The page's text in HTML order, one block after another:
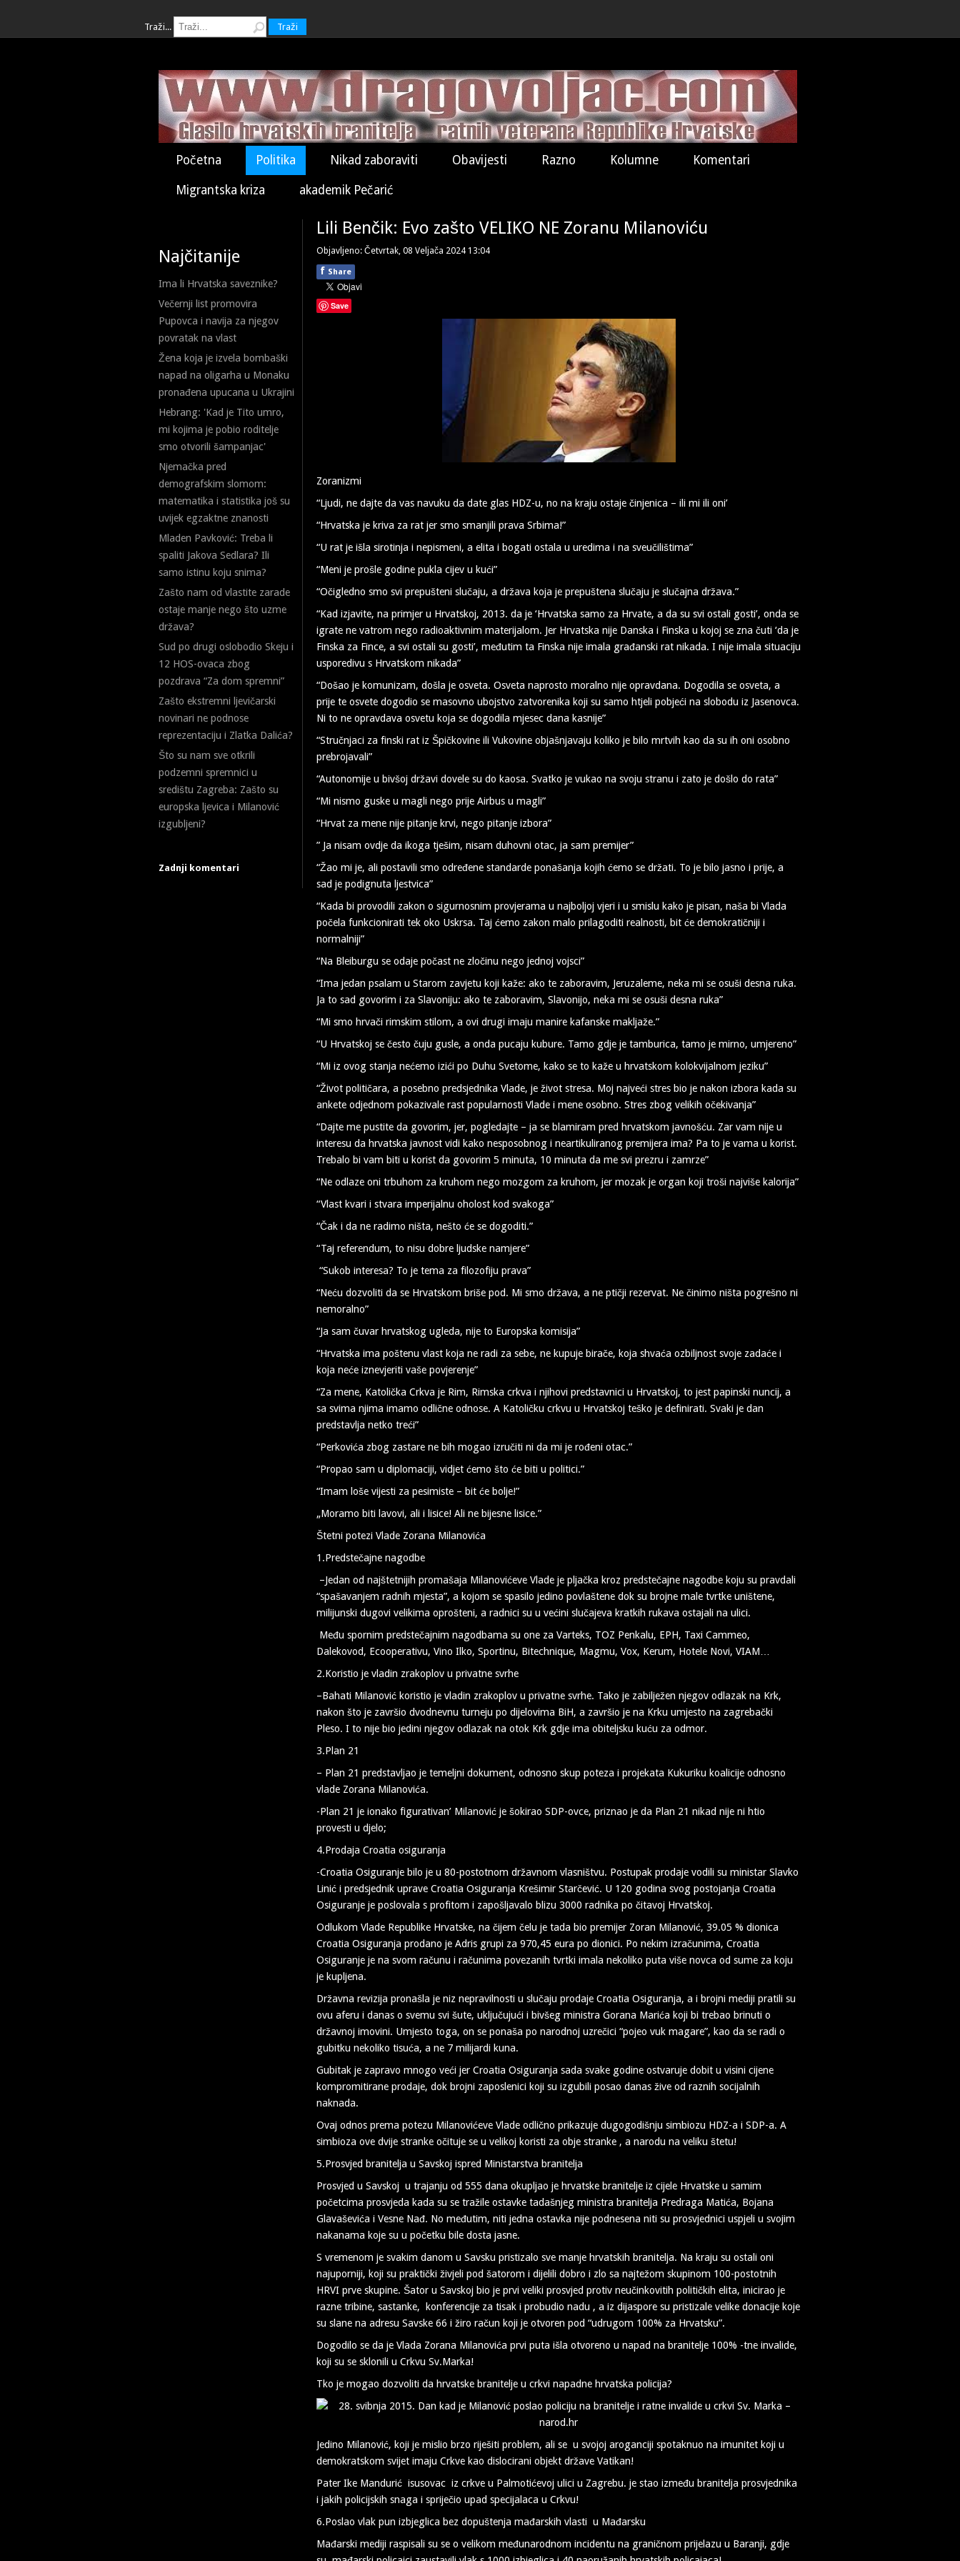
Traži... Traži
Početna Politika Nikad zaboraviti Obavijesti Razno Kolumne Komentari
Migrantska kriza akademik Pečarić
Najčitanije
Ima li Hrvatska saveznike?
Večernji list promovira
Pupovca i navija za njegov
povratak na vlast
Žena koja je izvela bombaški
napad na oligarha u Monaku
pronađena upucana u Ukrajini
Hebrang: 'Kad je Tito umro,
mi kojima je pobio roditelje
smo otvorili šampanjac'
Njemačka pred
demografskim slomom:
matematika i statistika još su
uvijek egzaktne znanosti
Mladen Pavković: Treba li
spaliti Jakova Sedlara? Ili
samo istinu koju snima?
Zašto nam od vlastite zarade
ostaje manje nego što uzme
država?
Sud po drugi oslobodio Skeju i
12 HOS-ovaca zbog
pozdrava “Za dom spremni”
Zašto ekstremni ljevičarski
novinari ne podnose
reprezentaciju i Zlatka Dalića?
Što su nam sve otkrili
podzemni spremnici u
središtu Zagreba: Zašto su
europska ljevica i Milanović
izgubljeni?
Zadnji komentari
Lili Benčik: Evo zašto VELIKO NE Zoranu Milanoviću
Objavljeno: Četvrtak, 08 Veljača 2024 13:04
f Share
Save
Zoranizmi
“Ljudi, ne dajte da vas navuku da date glas HDZ-u, no na kraju ostaje činjenica – ili mi ili oni’
“Hrvatska je kriva za rat jer smo smanjili prava Srbima!”
“U rat je išla sirotinja i nepismeni, a elita i bogati ostala u uredima i na sveučilištima”
“Meni je prošle godine pukla cijev u kući”
“Očigledno smo svi prepušteni slučaju, a država koja je prepuštena slučaju je slučajna država.”
“Kad izjavite, na primjer u Hrvatskoj, 2013. da je ‘Hrvatska samo za Hrvate, a da su svi ostali gosti’, onda se
igrate ne vatrom nego radioaktivnim materijalom. Jer Hrvatska nije Danska i Finska u kojoj se zna čuti ‘da je
Finska za Fince, a svi ostali su gosti’, međutim ta Finska nije imala građanski rat nikada. I nije imala situaciju
usporedivu s Hrvatskom nikada”
“Došao je komunizam, došla je osveta. Osveta naprosto moralno nije opravdana. Dogodila se osveta, a
prije te osvete dogodio se masovno ubojstvo zatvorenika koji su samo htjeli pobjeći na slobodu iz Jasenovca.
Ni to ne opravdava osvetu koja se dogodila mjesec dana kasnije”
“Stručnjaci za finski rat iz Špičkovine ili Vukovine objašnjavaju koliko je bilo mrtvih kao da su ih oni osobno
prebrojavali”
“Autonomije u bivšoj državi dovele su do kaosa. Svatko je vukao na svoju stranu i zato je došlo do rata”
“Mi nismo guske u magli nego prije Airbus u magli”
“Hrvat za mene nije pitanje krvi, nego pitanje izbora”
” Ja nisam ovdje da ikoga tješim, nisam duhovni otac, ja sam premijer”
“Žao mi je, ali postavili smo određene standarde ponašanja kojih ćemo se držati. To je bilo jasno i prije, a
sad je podignuta ljestvica”
“Kada bi provodili zakon o sigurnosnim provjerama u najboljoj vjeri i u smislu kako je pisan, naša bi Vlada
počela funkcionirati tek oko Uskrsa. Taj ćemo zakon malo prilagoditi realnosti, bit će demokratičniji i
normalniji”
“Na Bleiburgu se odaje počast ne zločinu nego jednoj vojsci”
“Ima jedan psalam u Starom zavjetu koji kaže: ako te zaboravim, Jeruzaleme, neka mi se osuši desna ruka.
Ja to sad govorim i za Slavoniju: ako te zaboravim, Slavonijo, neka mi se osuši desna ruka”
“Mi smo hrvači rimskim stilom, a ovi drugi imaju manire kafanske makljaže.”
“U Hrvatskoj se često čuju gusle, a onda pucaju kubure. Tamo gdje je tamburica, tamo je mirno, umjereno”
“Mi iz ovog stanja nećemo izići po Duhu Svetome, kako se to kaže u hrvatskom kolokvijalnom jeziku”
“Život političara, a posebno predsjednika Vlade, je život stresa. Moj najveći stres bio je nakon izbora kada su
ankete odjednom pokazivale rast popularnosti Vlade i mene osobno. Stres zbog velikih očekivanja”
“Dajte me pustite da govorim, jer, pogledajte – ja se blamiram pred hrvatskom javnošću. Zar vam nije u
interesu da hrvatska javnost vidi kako nesposobnog i neartikuliranog premijera ima? Pa to je vama u korist.
Trebalo bi vam biti u korist da govorim 5 minuta, 10 minuta da me svi prezru i zamrze”
“Ne odlaze oni trbuhom za kruhom nego mozgom za kruhom, jer mozak je organ koji troši najviše kalorija”
“Vlast kvari i stvara imperijalnu oholost kod svakoga”
“Čak i da ne radimo ništa, nešto će se dogoditi.”
“Taj referendum, to nisu dobre ljudske namjere”
“Sukob interesa? To je tema za filozofiju prava”
“Neću dozvoliti da se Hrvatskom briše pod. Mi smo država, a ne ptičji rezervat. Ne činimo ništa pogrešno ni
nemoralno”
“Ja sam čuvar hrvatskog ugleda, nije to Europska komisija”
“Hrvatska ima poštenu vlast koja ne radi za sebe, ne kupuje birače, koja shvaća ozbiljnost svoje zadaće i
koja neće iznevjeriti vaše povjerenje”
“Za mene, Katolička Crkva je Rim, Rimska crkva i njihovi predstavnici u Hrvatskoj, to jest papinski nuncij, a
sa svima njima imamo odlične odnose. A Katoličku crkvu u Hrvatskoj teško je definirati. Svaki je dan
predstavlja netko treći”
“Perkovića zbog zastare ne bih mogao izručiti ni da mi je rođeni otac.”
“Propao sam u diplomaciji, vidjet ćemo što će biti u politici.”
“Imam loše vijesti za pesimiste – bit će bolje!”
„Moramo biti lavovi, ali i lisice! Ali ne bijesne lisice.”
Štetni potezi Vlade Zorana Milanovića
1.Predstečajne nagodbe
–Jedan od najštetnijih promašaja Milanovićeve Vlade je pljačka kroz predstečajne nagodbe koju su pravdali
“spašavanjem radnih mjesta”, a kojom se spasilo jedino povlaštene dok su brojne male tvrtke uništene,
milijunski dugovi velikima oprošteni, a radnici su u većini slučajeva kratkih rukava ostajali na ulici.
Među spornim predstečajnim nagodbama su one za Varteks, TOZ Penkalu, EPH, Taxi Cammeo,
Dalekovod, Ecooperativu, Vino Ilko, Sportinu, Bitechnique, Magmu, Vox, Kerum, Hotele Novi, VIAM…
2.Koristio je vladin zrakoplov u privatne svrhe
–Bahati Milanović koristio je vladin zrakoplov u privatne svrhe. Tako je zabilježen njegov odlazak na Krk,
nakon što je završio dvodnevnu turneju po dijelovima BiH, a završio je na Krku umjesto na zagrebački
Pleso. I to nije bio jedini njegov odlazak na otok Krk gdje ima obiteljsku kuću za odmor.
3.Plan 21
– Plan 21 predstavljao je temeljni dokument, odnosno skup poteza i projekata Kukuriku koalicije odnosno
vlade Zorana Milanovića.
-Plan 21 je ionako figurativan’ Milanović je šokirao SDP-ovce, priznao je da Plan 21 nikad nije ni htio
provesti u djelo;
4.Prodaja Croatia osiguranja
-Croatia Osiguranje bilo je u 80-postotnom državnom vlasništvu. Postupak prodaje vodili su ministar Slavko
Linić i predsjednik uprave Croatia Osiguranja Krešimir Starčević. U 120 godina svog postojanja Croatia
Osiguranje je poslovala s profitom i zapošljavalo blizu 3000 radnika po čitavoj Hrvatskoj.
Odlukom Vlade Republike Hrvatske, na čijem čelu je tada bio premijer Zoran Milanović, 39.05 % dionica
Croatia Osiguranja prodano je Adris grupi za 970,45 eura po dionici. Po nekim izračunima, Croatia
Osiguranje je na svom računu i računima povezanih tvrtki imala nekoliko puta više novca od sume za koju
je kupljena.
Državna revizija pronašla je niz nepravilnosti u slučaju prodaje Croatia Osiguranja, a i brojni mediji pratili su
ovu aferu i danas o svemu svi šute, uključujući i bivšeg ministra Gorana Marića koji bi trebao brinuti o
državnoj imovini. Umjesto toga, on se ponaša po narodnoj uzrečici “pojeo vuk magare”, kao da se radi o
gubitku nekoliko tisuća, a ne 7 milijardi kuna.
Gubitak je zapravo mnogo veći jer Croatia Osiguranja sada svake godine ostvaruje dobit u visini cijene
kompromitirane prodaje, dok brojni zaposlenici koji su izgubili posao danas žive od raznih socijalnih
naknada.
Ovaj odnos prema potezu Milanovićeve Vlade odlično prikazuje dugogodišnju simbiozu HDZ-a i SDP-a. A
simbioza ove dvije stranke očituje se u velikoj koristi za obje stranke , a narodu na veliku štetu!
5.Prosvjed branitelja u Savskoj ispred Ministarstva branitelja
Prosvjed u Savskoj u trajanju od 555 dana okupljao je hrvatske branitelje iz cijele Hrvatske u samim
početcima prosvjeda kada su se tražile ostavke tadašnjeg ministra branitelja Predraga Matića, Bojana
Glavaševića i Vesne Nađ. No međutim, niti jedna ostavka nije podnesena niti su prosvjednici uspjeli u svojim
nakanama koje su u početku bile dosta jasne.
S vremenom je svakim danom u Savsku pristizalo sve manje hrvatskih branitelja. Na kraju su ostali oni
najuporniji, koji su praktički živjeli pod šatorom i dijelili dobro i zlo sa najtežom skupinom 100-postotnih
HRVI prve skupine. Šator u Savskoj bio je prvi veliki prosvjed protiv neučinkovitih političkih elita, inicirao je
razne tribine, sastanke, konferencije za tisak i probudio nadu , a iz dijaspore su pristizale velike donacije koje
su slane na adresu Savske 66 i žiro račun koji je otvoren pod “udrugom 100% za Hrvatsku”.
Dogodilo se da je Vlada Zorana Milanovića prvi puta išla otvoreno u napad na branitelje 100% -tne invalide,
koji su se sklonili u Crkvu Sv.Marka!
Tko je mogao dozvoliti da hrvatske branitelje u crkvi napadne hrvatska policija?
Jedino Milanović, koji je mislio brzo riješiti problem, ali se u svojoj aroganciji spotaknuo na imunitet koji u
demokratskom svijet imaju Crkve kao dislocirani objekt države Vatikan!
Pater Ike Mandurić isusovac iz crkve u Palmotićevoj ulici u Zagrebu. je stao između branitelja prosvjednika
i jakih policijskih snaga i spriječio upad specijalaca u Crkvu!
6.Poslao vlak pun izbjeglica bez dopuštenja mađarskih vlasti u Mađarsku
Mađarski mediji raspisali su se o velikom međunarodnom incidentu na graničnom prijelazu u Baranji, gdje